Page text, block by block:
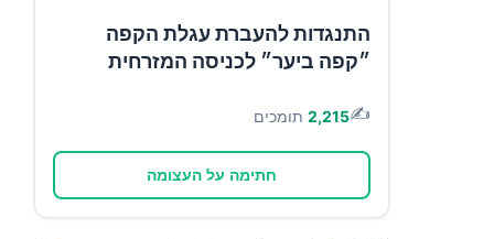
התנגדות להעברת עגלת הקפה
״קפה ביער״ לכניסה המזרחית
✍️
2,215 תומכים
חתימה על העצומה